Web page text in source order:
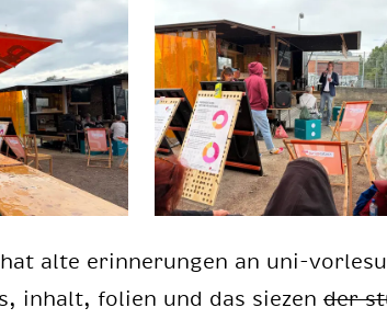
alte er­in­ne­run­gen an uni-
in­halt, fo­li­en und das sie­zen der